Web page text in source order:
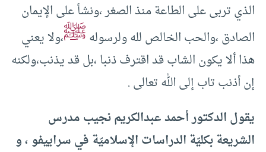
الذي تربى على الطاعة منذ الصغر ،ونشأ على الإيمان
الصادق ،والحب الخالص لله ولرسولهﷺ،ولا يعني
هذا ألا يكون الشاب قد اقترف ذنبا ،بل قد يذنب،ولكنه
إن أذنب تاب إلى الله تعالى .
يقول الدكتور أحمد عبدالكريم نجيب مدرس
الشريعة بكليّة الدراسات الإسلاميّة في سراييفو ، و